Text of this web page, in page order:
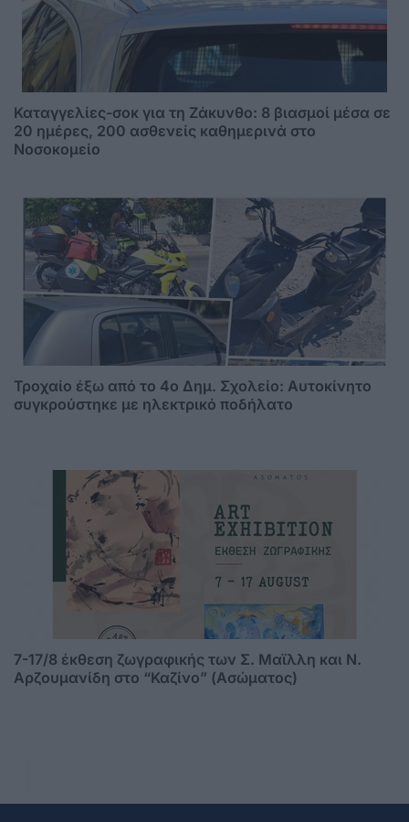
Καταγγελίες-σοκ για τη Ζάκυνθο: 8 βιασμοί μέσα σε
20 ημέρες, 200 ασθενείς καθημερινά στο
Νοσοκομείο
Τροχαίο έξω από το 4ο Δημ. Σχολείο: Αυτοκίνητο
συγκρούστηκε με ηλεκτρικό ποδήλατο
7-17/8 έκθεση ζωγραφικής των Σ. Μαϊλλη και Ν.
Αρζουμανίδη στο “Καζίνο” (Ασώματος)